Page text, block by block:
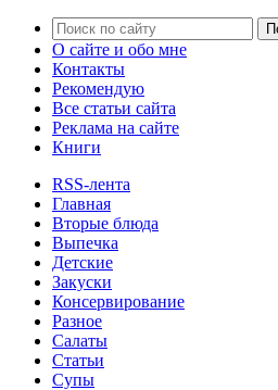
О сайте и обо мне
Контакты
Рекомендую
Все статьи сайта
Реклама на сайте
Книги
RSS-лента
Главная
Вторые блюда
Выпечка
Детские
Закуски
Консервирование
Разное
Салаты
Статьи
Супы